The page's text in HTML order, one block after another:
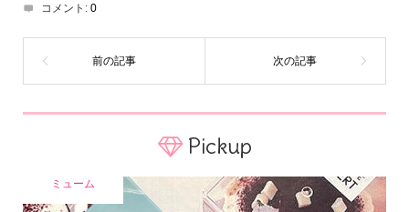
コメント: 0
Pickup
ミューム